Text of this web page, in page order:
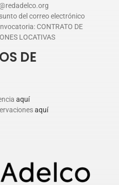
del correo electrónico
CONTRATO DE
LOCATIVAS
DE
aquí
aquí